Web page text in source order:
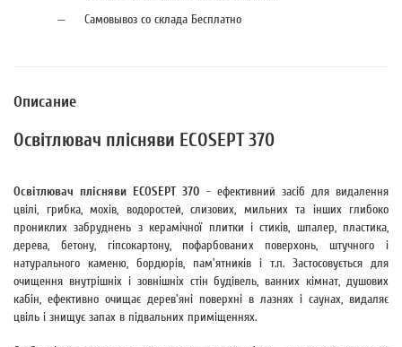
Самовывоз со склада Бесплатно
Описание
Освітлювач плісняви ECOSEPT 370
Освітлювач плісняви ECOSEPT 370 - ефективний засіб для видалення
цвілі, грибка, мохів, водоростей, слизових, мильних та інших глибоко
прониклих забруднень з керамічної плитки і стиків, шпалер, пластика,
дерева, бетону, гіпсокартону, пофарбованих поверхонь, штучного і
натурального каменю, бордюрів, пам'ятників і т.п. Застосовується для
очищення внутрішніх і зовнішніх стін будівель, ванних кімнат, душових
кабін, ефективно очищає дерев'яні поверхні в лазнях і саунах, видаляє
цвіль і знищує запах в підвальних приміщеннях.